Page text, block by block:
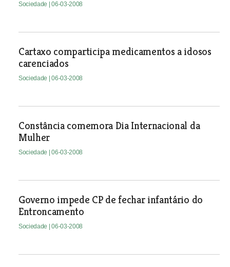
Sociedade | 06-03-2008
Cartaxo comparticipa medicamentos a idosos
carenciados
Sociedade | 06-03-2008
Constância comemora Dia Internacional da
Mulher
Sociedade | 06-03-2008
Governo impede CP de fechar infantário do
Entroncamento
Sociedade | 06-03-2008